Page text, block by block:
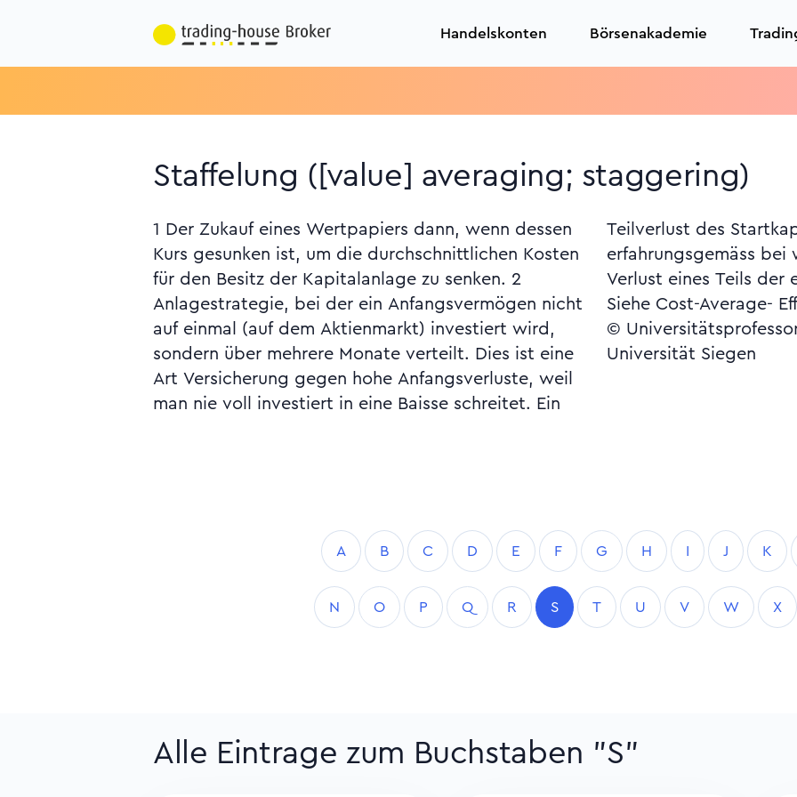
Handelskonten Börsenakademie
Staffelung ([value] averaging; staggering)
1 Der Zukauf eines Wertpapiers dann, wenn dessen
Kurs gesunken ist, um die durchschnittlichen Kosten
für den Besitz der Kapitalanlage zu senken. 2
Anlagestrategie, bei der ein Anfangsvermögen nicht
auf einmal (auf dem Aktienmarkt) investiert wird,
sondern über mehrere Monate verteilt. Dies ist eine
Art Versicherung gegen hohe Anfangsverluste, weil
man nie voll investiert in eine Baisse schreitet. Ein
Teilverlust des Startkapitals schmerzt
erfahrungsgemäss bei weitem mehr als der spätere
Verlust eines Teils der erzielten Anlagegewinne.
Siehe Cost-Average-
©
Universität Siegen
A B C D E F G H I J K
N O P Q R S T U V W X
Alle Eintrage zum Buchstaben "S"